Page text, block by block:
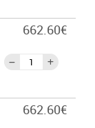
662.60€
662.60€